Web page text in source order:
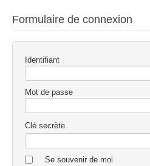
Formulaire de connexion
Identifiant
Mot de passe
Clé secrète
Se souvenir de moi